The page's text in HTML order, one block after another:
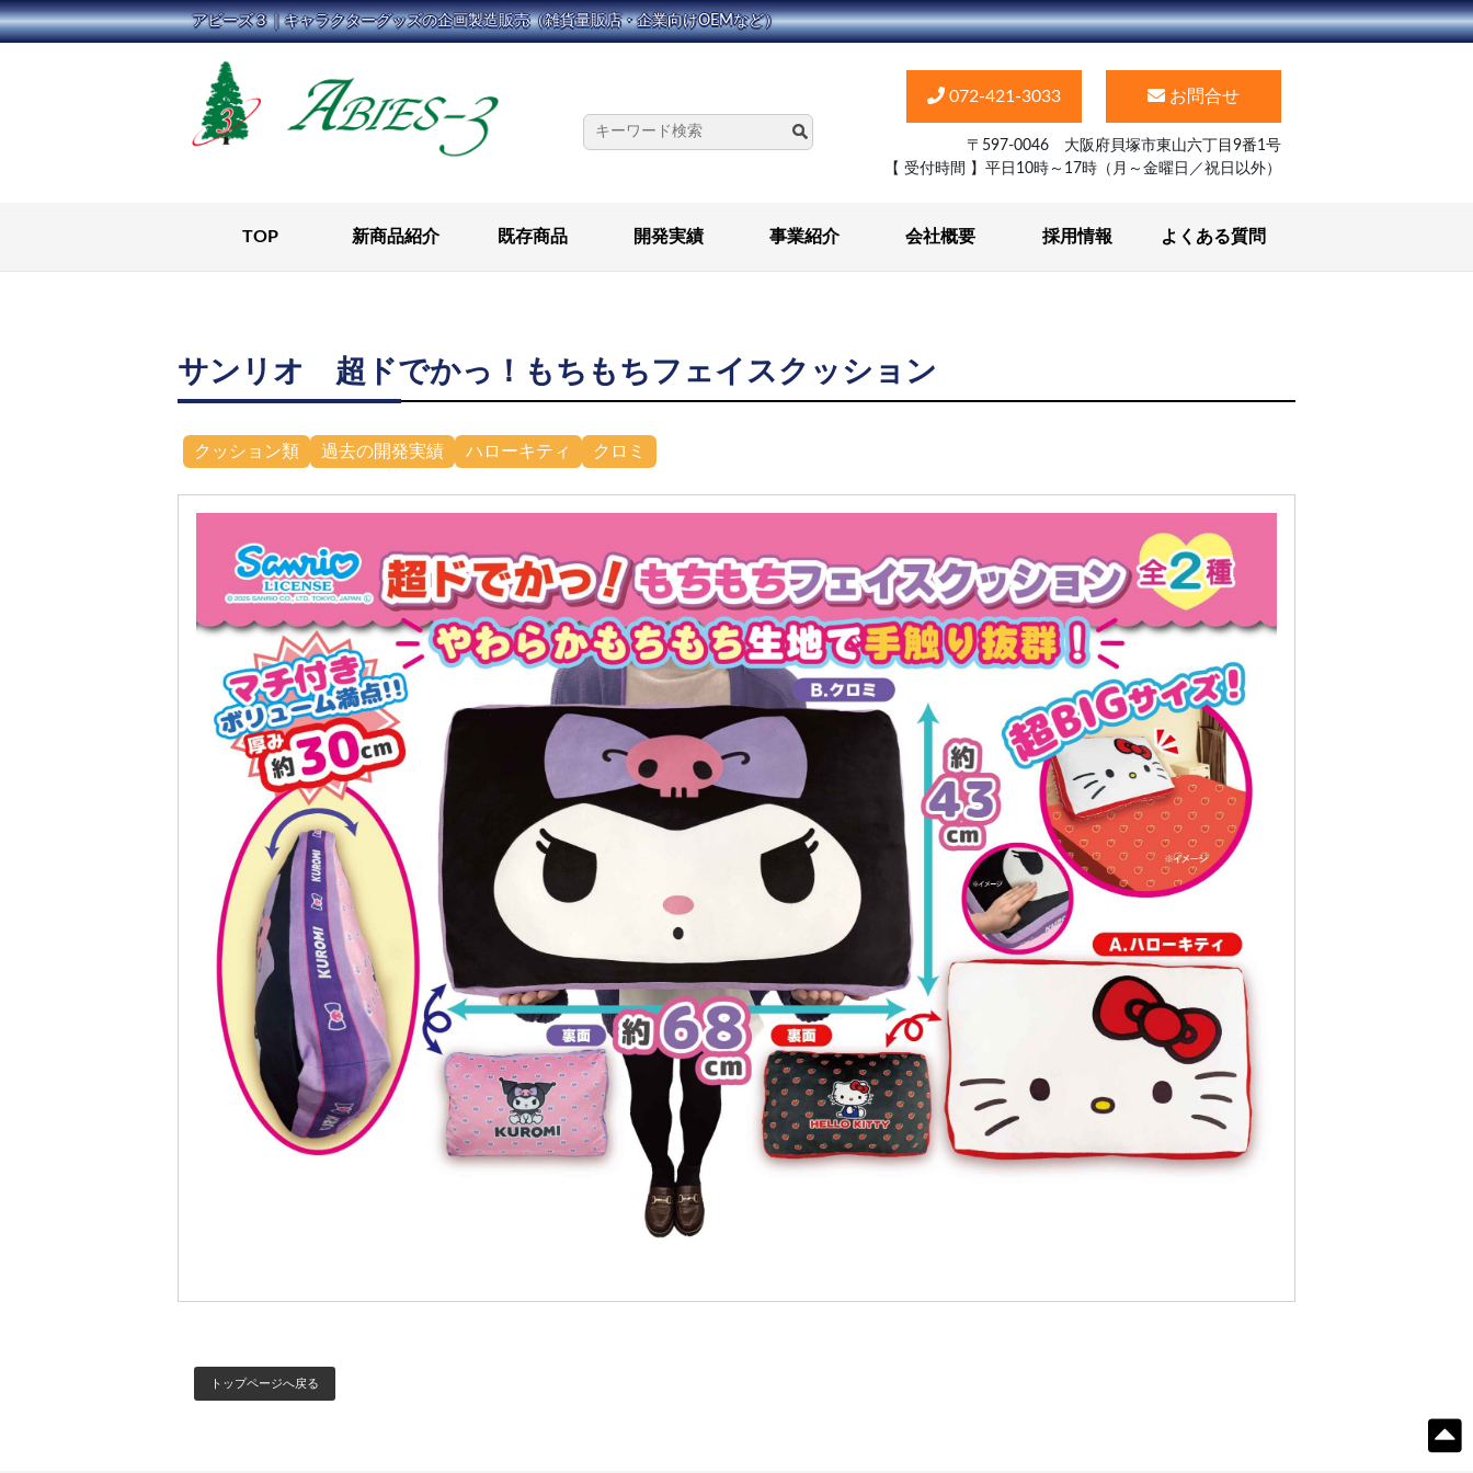
コ
ン
アビーズ３｜キャラクターグッズの企画製造販売（雑貨量販店・企業向けOEMなど）
072-421-3033 お問合せ
〒597-0046 大阪府貝塚市東山六丁目9番1号
【 受付時間 】平日10時～17時（月～金曜日／祝日以外）
TOP 新商品紹介 既存商品 開発実績 事業紹介 会社概要 採用情報 よくある質問
サンリオ 超ドでかっ！もちもちフェイスクッション
クッション類 過去の開発実績 ハローキティ クロミ
トップページへ戻る